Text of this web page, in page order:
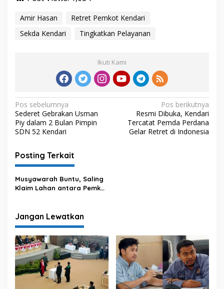
Amir Hasan
Retret Pemkot Kendari
Sekda Kendari
Tingkatkan Pelayanan
Ikuti Kami
N
a
v
i
g
a
s
p
o
s
Pos sebelumnya
Sederet Gebrakan Usman
Piy dalam 2 Bulan Pimpin
SDN 52 Kendari
Pos berikutnya
Resmi Dibuka, Kendari
Tercatat Pemda Perdana
Gelar Retret di Indonesia
Posting Terkait
Musyawarah Buntu, Saling
Klaim Lahan antara Pemkot
Gubernur Siap ke
Persidangan
Jangan Lewatkan